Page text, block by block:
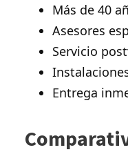
Más de 40
Asesores
Servicio
Entrega